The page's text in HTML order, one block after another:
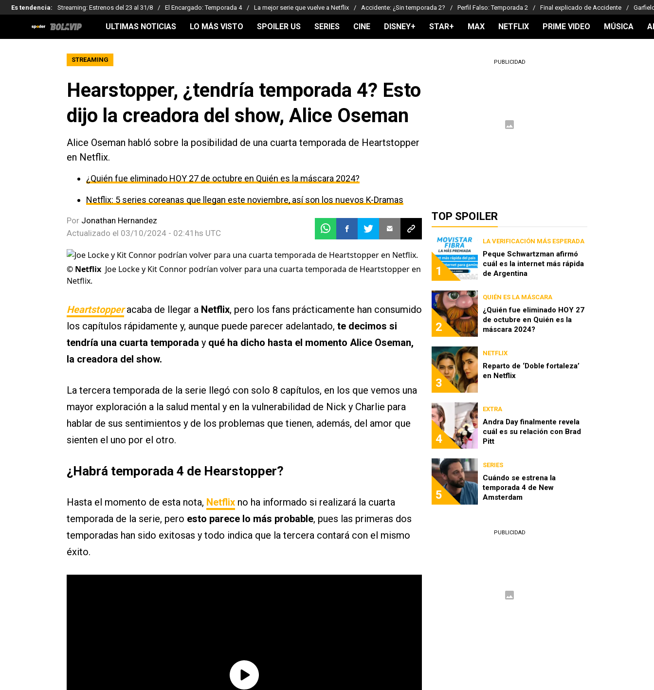
Es tendencia: Streaming: Estrenos del 23 al 31/8 El Encargado: Temporada 4 La mejor serie que vuelve a Netflix Accidente: ¿Sin temporada 2? Perfil Falso: Temporada 2 Final explicado de Accidente
ULTIMAS NOTICIAS LO MÁS VISTO SPOILER US SERIES CINE DISNEY+ STAR+ MAX NETFLIX PRIME VIDEO MÚSICA
STREAMING
Hearstopper, ¿tendría temporada 4? Esto
dijo la creadora del show, Alice Oseman
Alice Oseman habló sobre la posibilidad de una cuarta temporada de Heartstopper
en Netflix.
¿Quién fue eliminado HOY 27 de octubre en Quién es la máscara 2024?
Netflix: 5 series coreanas que llegan este noviembre, así son los nuevos K-Dramas
Por Jonathan Hernandez
Actualizado el 03/10/2024 - 02:41hs UTC
© Netflix Joe Locke y Kit Connor podrían volver para una cuarta temporada de Heartstopper en
Netflix.
Heartstopper acaba de llegar a Netflix, pero los fans prácticamente han consumido
los capítulos rápidamente y, aunque puede parecer adelantado, te decimos si
tendría una cuarta temporada y qué ha dicho hasta el momento Alice Oseman,
la creadora del show.
La tercera temporada de la serie llegó con solo 8 capítulos, en los que vemos una
mayor exploración a la salud mental y en la vulnerabilidad de Nick y Charlie para
hablar de sus sentimientos y de los problemas que tienen, además, del amor que
sienten el uno por el otro.
¿Habrá temporada 4 de Hearstopper?
Hasta el momento de esta nota, Netflix no ha informado si realizará la cuarta
temporada de la serie, pero esto parece lo más probable, pues las primeras dos
temporadas han sido exitosas y todo indica que la tercera contará con el mismo
éxito.
PUBLICIDAD
TOP SPOILER
1
LA VERIFICACIÓN MÁS ESPERADA
Peque Schwartzman afirmó
cuál es la internet más rápida
de Argentina
2
QUIÉN ES LA MÁSCARA
¿Quién fue eliminado HOY 27
de octubre en Quién es la
máscara 2024?
3
NETFLIX
Reparto de ‘Doble fortaleza’
en Netflix
4
EXTRA
Andra Day finalmente revela
cuál es su relación con Brad
Pitt
5
SERIES
Cuándo se estrena la
temporada 4 de New
Amsterdam
PUBLICIDAD